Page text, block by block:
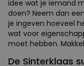
idee wat je iemand
doen? Neem dan
je ingeven hoeveel
wat voor
moet hebben.
De Sinterklaas